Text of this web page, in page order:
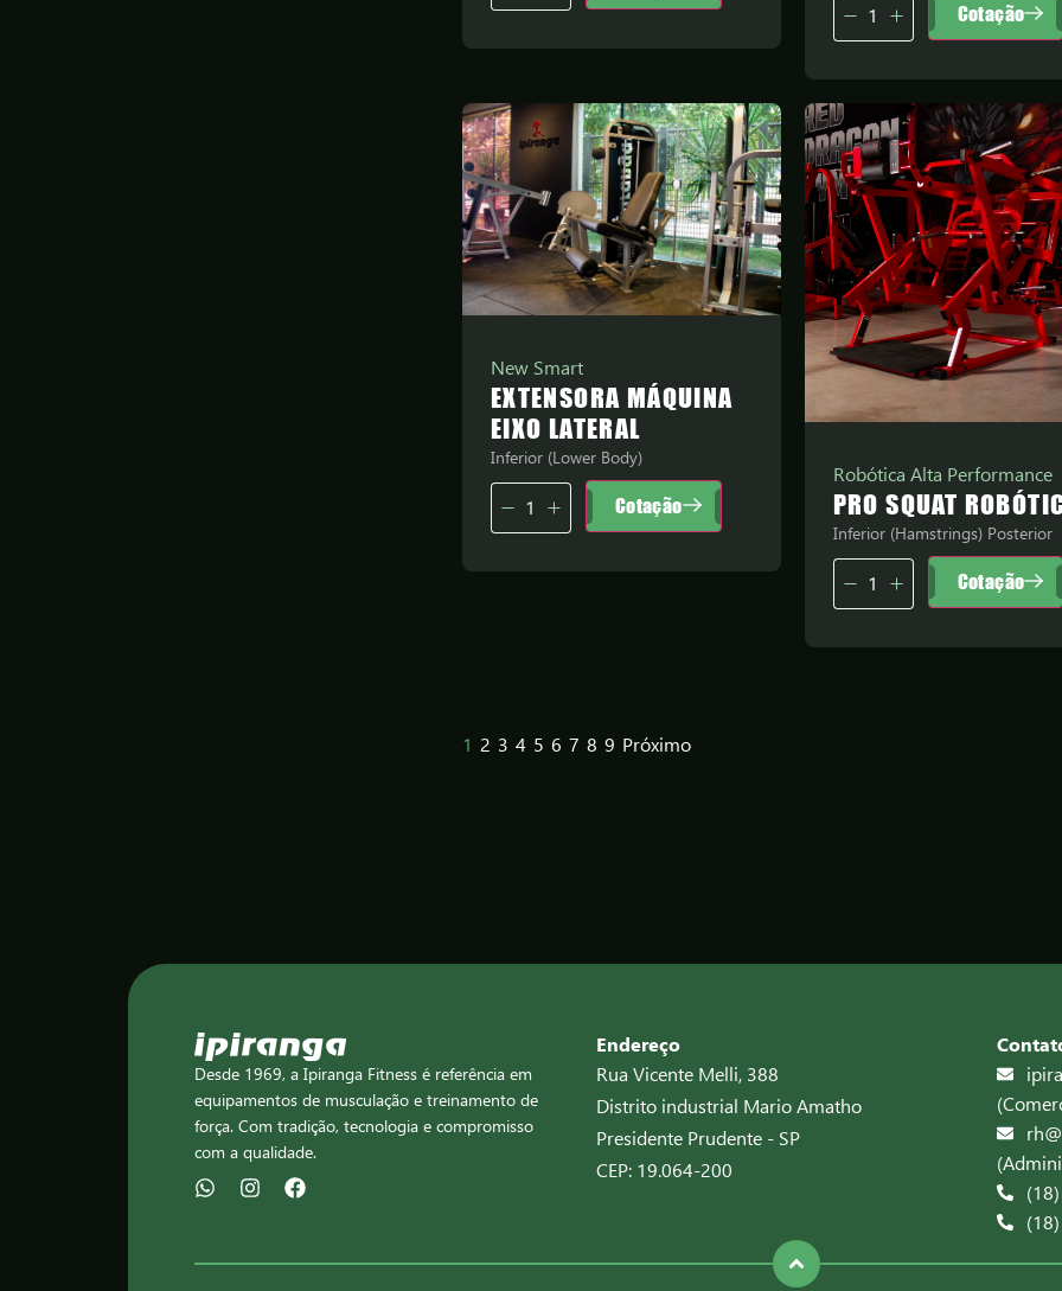
Cotação
New Smart
EXTENSORA MÁQUINA
EIXO LATERAL
Inferior (Lower Body)
Cotação
Robótica Alta Performance
PRO SQUAT
Inferior (Hamstrings) Posterior
Cotação
1 2 3 4 5 6 7 8 9 Próximo
Desde 1969, a Ipiranga Fitness é referência em
equipamentos de musculação e treinamento de
força. Com tradição, tecnologia e compromisso
com a qualidade.
Endereço
Rua Vicente Melli, 388
Distrito industrial Mario Amatho
Presidente Prudente - SP
CEP: 19.064-200